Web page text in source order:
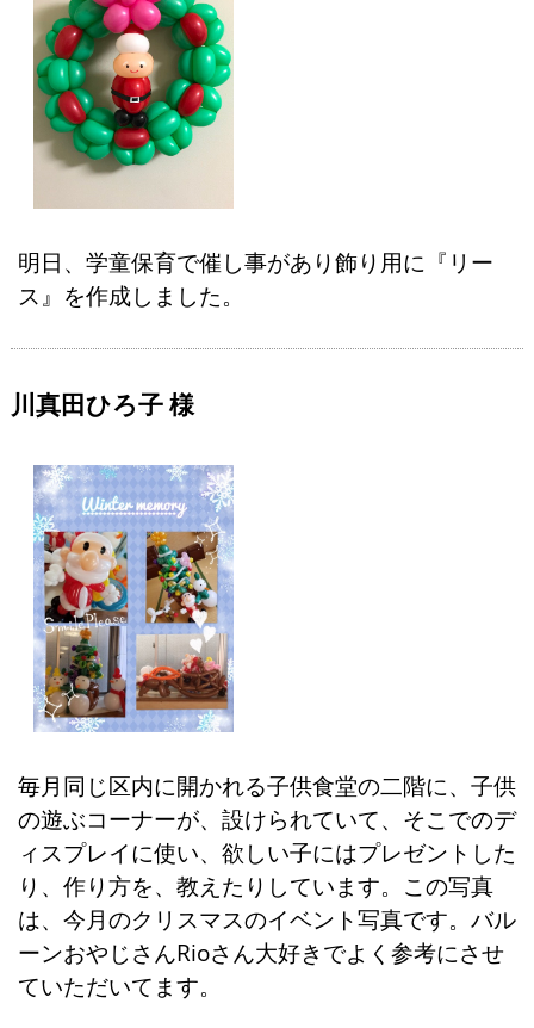
明日、学童保育で催し事があり飾り用に『リー
ス』を作成しました。
川真田ひろ子 様
毎月同じ区内に開かれる子供食堂の二階に、子供
の遊ぶコーナーが、設けられていて、そこでのデ
ィスプレイに使い、欲しい子にはプレゼントした
り、作り方を、教えたりしています。この写真
は、今月のクリスマスのイベント写真です。バル
ーンおやじさんRioさん大好きでよく参考にさせ
ていただいてます。